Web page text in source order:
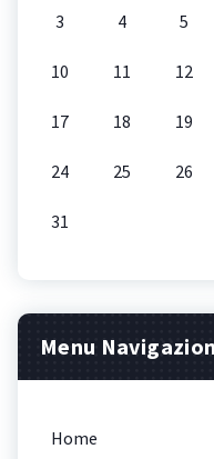
3 4 5
10 11 12
17 18 19
24 25 26
31
Menu
Home